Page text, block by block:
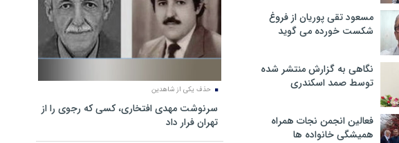
مسعود تقی پوریان از فروغ
شکست خورده می گوید
نگاهی به گزارش منتشر شده
توسط صمد اسکندری
فعالین انجمن نجات همراه
همیشگی خانواده ها
حذف یکی از شاهدین
سرنوشت مهدی افتخاری، کسی که رجوی را از
تهران فرار داد